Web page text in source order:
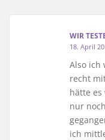
WIR
18. April
Also ich
recht
hätte
nur
ich